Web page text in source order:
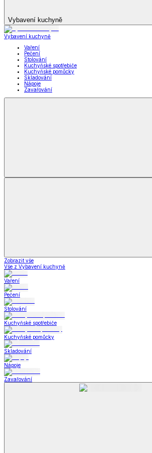
Vybavení kuchyně
Vybavení kuchyně
Vaření
Pečení
Stolování
Kuchyňské spotřebiče
Kuchyňské pomůcky
Skladování
Nápoje
Zavařování
Zobrazit vše
Vše z Vybavení kuchyně
Vaření
Pečení
Stolování
Kuchyňské spotřebiče
Kuchyňské pomůcky
Skladování
Nápoje
Zavařování